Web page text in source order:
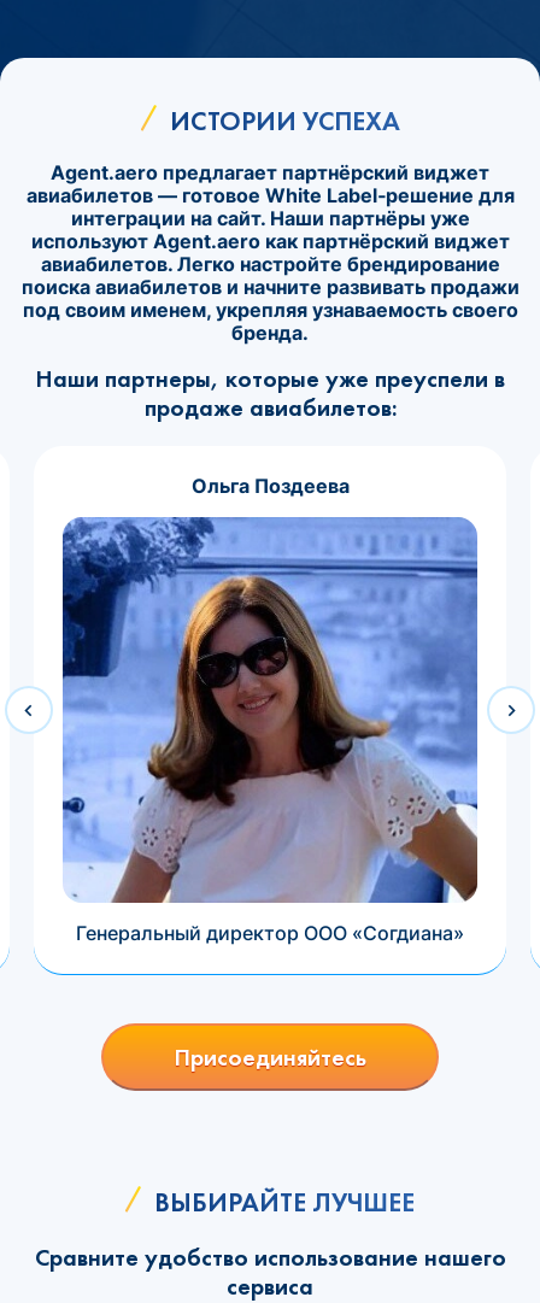
ИСТОРИИ УСПЕХА
Agent.aero предлагает партнёрский виджет
авиабилетов — готовое White Label‑решение для
интеграции на сайт. Наши партнёры уже
используют Agent.aero как партнёрский виджет
авиабилетов. Легко настройте брендирование
поиска авиабилетов и начните развивать продажи
под своим именем, укрепляя узнаваемость своего
бренда.
Наши партнеры, которые уже преуспели в
продаже авиабилетов:
Ольга Поздеева
Генеральный директор ООО «Согдиана»
Присоединяйтесь
ВЫБИРАЙТЕ ЛУЧШЕЕ
Сравните удобство использование нашего
сервиса